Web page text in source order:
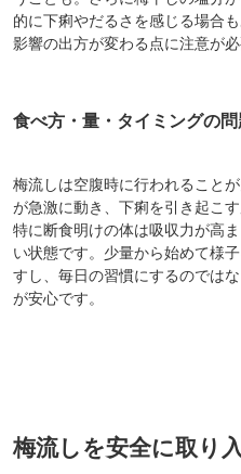
的に下痢やだるさを感じる場合
影響の出方が変わる点に注意が必
食べ方・量・タイミングの問
梅流しは空腹時に行われること
が急激に動き、下痢を引き起こす
特に断食明けの体は吸収力が高
い状態です。少量から始めて様
すし、毎日の習慣にするのでは
が安心です。
梅流しを安全に取り